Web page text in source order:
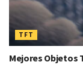
TFT
Mejores Objetos